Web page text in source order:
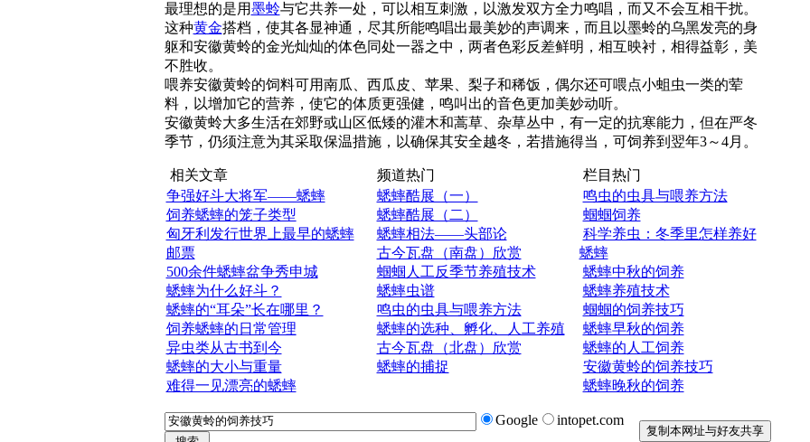
最理想的是用墨蛉与它共养一处，可以相互刺激，以激发双方全力鸣唱，而又不会互相干扰。
这种黄金搭档，使其各显神通，尽其所能鸣唱出最美妙的声调来，而且以墨蛉的乌黑发亮的身
躯和安徽黄蛉的金光灿灿的体色同处一器之中，两者色彩反差鲜明，相互映衬，相得益彰，美
不胜收。
喂养安徽黄蛉的饲料可用南瓜、西瓜皮、苹果、梨子和稀饭，偶尔还可喂点小蛆虫一类的荤
料，以增加它的营养，使它的体质更强健，鸣叫出的音色更加美妙动听。
安徽黄蛉大多生活在郊野或山区低矮的灌木和蒿草、杂草丛中，有一定的抗寒能力，但在严冬
季节，仍须注意为其采取保温措施，以确保其安全越冬，若措施得当，可饲养到翌年3～4月。
相关文章
争强好斗大将军——蟋蟀
饲养蟋蟀的笼子类型
匈牙利发行世界上最早的蟋蟀
邮票
500余件蟋蟀盆争秀申城
蟋蟀为什么好斗？
蟋蟀的“耳朵”长在哪里？
饲养蟋蟀的日常管理
异虫类从古书到今
蟋蟀的大小与重量
难得一见漂亮的蟋蟀
频道热门
蟋蟀酷展（一）
蟋蟀酷展（二）
蟋蟀相法——头部论
古今瓦盘（南盘）欣赏
蝈蝈人工反季节养殖技术
蟋蟀虫谱
鸣虫的虫具与喂养方法
蟋蟀的选种、孵化、人工养殖
古今瓦盘（北盘）欣赏
蟋蟀的捕捉
栏目热门
鸣虫的虫具与喂养方法
蝈蝈饲养
科学养虫：冬季里怎样养好
蟋蟀
蟋蟀中秋的饲养
蟋蟀养殖技术
蝈蝈的饲养技巧
蟋蟀早秋的饲养
蟋蟀的人工饲养
安徽黄蛉的饲养技巧
蟋蟀晚秋的饲养
Google intopet.com